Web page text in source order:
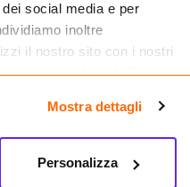
social media e per
inoltre
il nostro sito con i nostri
dei dati web, pubblicità e
che hanno raccolto dal
Mostra dettagli
Personalizza